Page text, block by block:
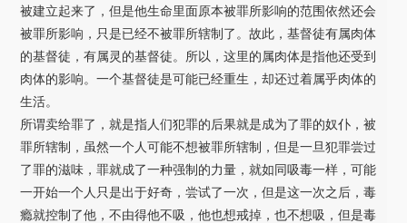
被建立起来了，但是他生命里面原本被罪所影响的范围依然还会
被罪所影响，只是已经不被罪所辖制了。故此，基督徒有属肉体
的基督徒，有属灵的基督徒。所以，这里的属肉体是指他还受到
肉体的影响。一个基督徒是可能已经重生，却还过着属乎肉体的
生活。
所谓卖给罪了，就是指人们犯罪的后果就是成为了罪的奴仆，被
罪所辖制，虽然一个人可能不想被罪所辖制，但是一旦犯罪尝过
了罪的滋味，罪就成了一种强制的力量，就如同吸毒一样，可能
一开始一个人只是出于好奇，尝试了一次，但是这一次之后，毒
瘾就控制了他，不由得他不吸，他也想戒掉，也不想吸，但是毒